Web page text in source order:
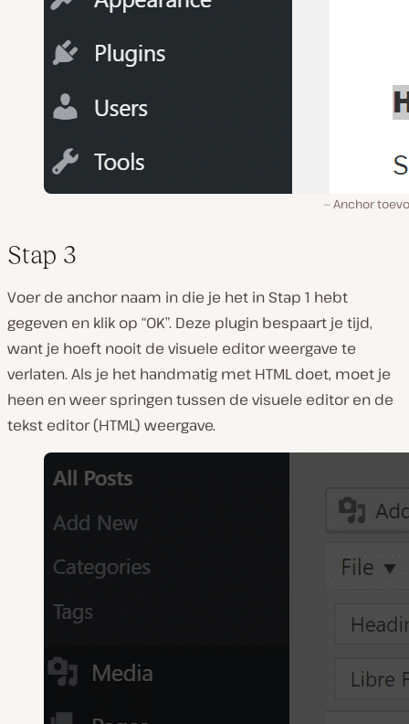
Anchor
Stap 3
Voer de anchor naam in die je het in Stap 1 hebt
gegeven en klik op “OK”. Deze plugin bespaart je tijd,
want je hoeft nooit de visuele editor weergave te
verlaten. Als je het handmatig met HTML doet, moet je
heen en weer springen tussen de visuele editor en de
tekst editor (HTML) weergave.